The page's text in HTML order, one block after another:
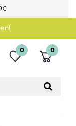
0 0